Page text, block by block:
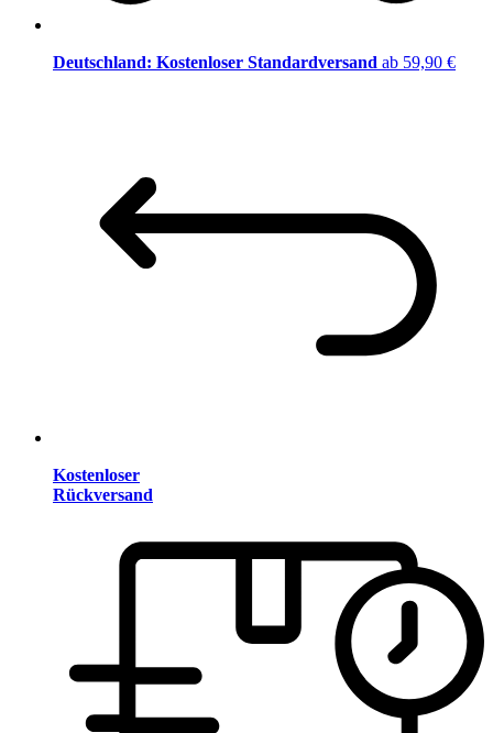
Deutschland: Kostenloser Standardversand ab 59,90 €
Kostenloser
Rückversand